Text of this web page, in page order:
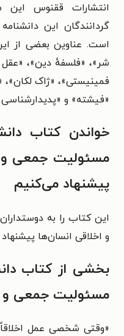
انتشارات ققنوس این
گردانندگان این
است. عناوین بعضی از
شر»، «فلسفهٔ دین»،
فمینیستی»، «ژاک لکان»،
«فیشته» و
خواندن کتاب
مسئولیت جمعی و
پیشنهاد می‌کنیم
این کتاب را به
و اخلاقی انسان‌ها
بخشی از کتاب
مسئولیت جمعی و
«وقتی شخصی عمل